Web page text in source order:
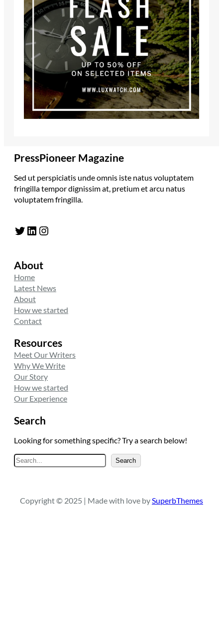
PressPioneer Magazine
Sed ut perspiciatis unde omnis iste natus voluptatem
fringilla tempor dignissim at, pretium et arcu natus
voluptatem fringilla.
Twitter LinkedIn Instagram
About
Home
Latest News
About
How we started
Contact
Resources
Meet Our Writers
Why We Write
Our Story
How we started
Our Experience
Search
Looking for something specific? Try a search below!
A
r
Search
Copyright © 2025 | Made with love bySuperbThemes